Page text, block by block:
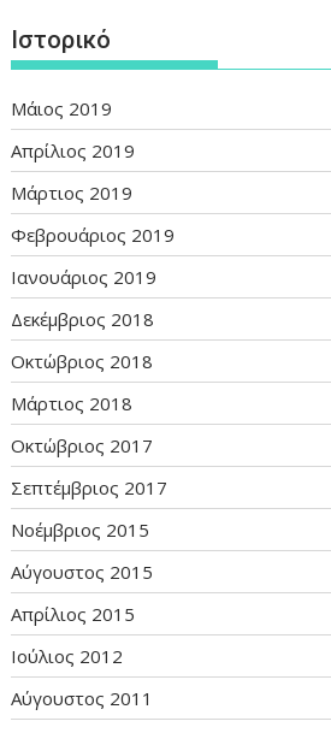
Ιστορικό
Μάιος 2019
Απρίλιος 2019
Μάρτιος 2019
Φεβρουάριος 2019
Ιανουάριος 2019
Δεκέμβριος 2018
Οκτώβριος 2018
Μάρτιος 2018
Οκτώβριος 2017
Σεπτέμβριος 2017
Νοέμβριος 2015
Αύγουστος 2015
Απρίλιος 2015
Ιούλιος 2012
Αύγουστος 2011